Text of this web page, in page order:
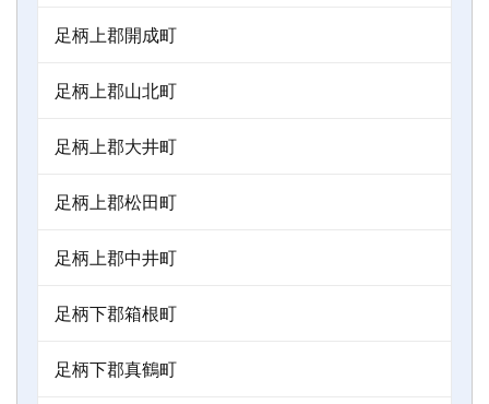
足柄上郡開成町
足柄上郡山北町
足柄上郡大井町
足柄上郡松田町
足柄上郡中井町
足柄下郡箱根町
足柄下郡真鶴町